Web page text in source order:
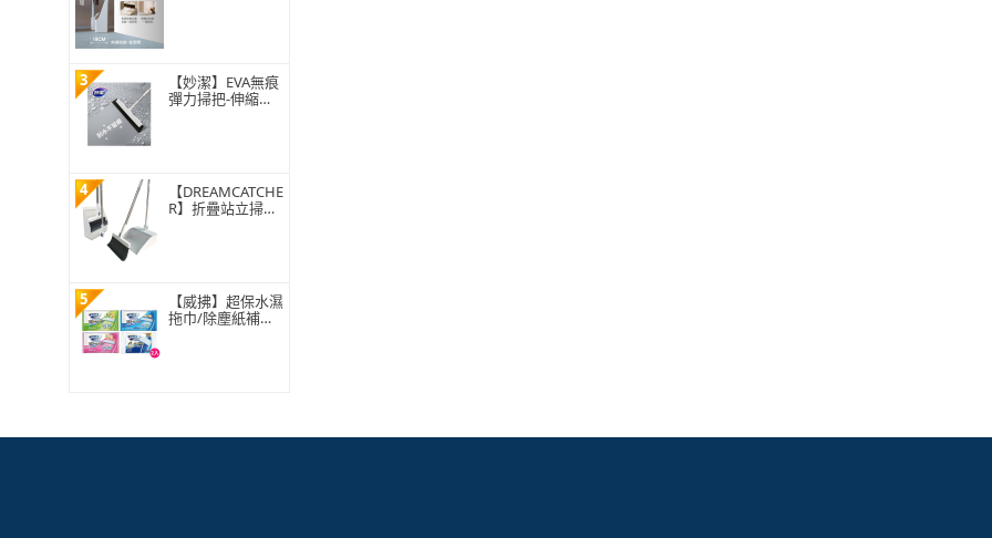
3
【妙潔】EVA無痕
彈力掃把-伸縮款
4
【DREAMCATCHE
R】折疊站立掃把
5
【威拂】超保水濕
拖巾/除塵紙補充